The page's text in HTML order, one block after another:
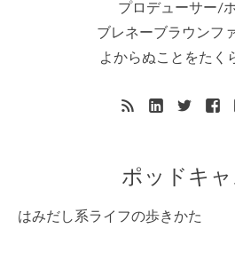
プロデューサー/ホ
ブレネーブラウンフ
よからぬことをたく
ポッドキャ
はみだし系ライフの歩きかた